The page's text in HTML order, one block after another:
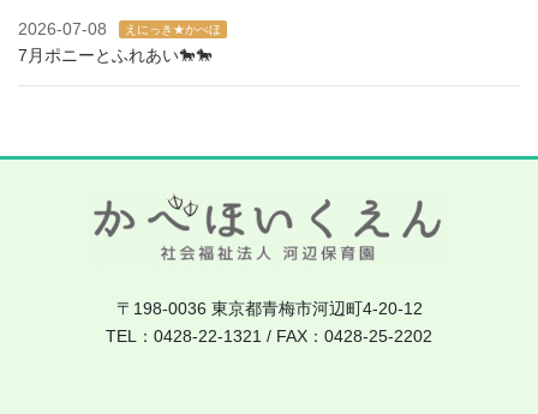
2026-07-08 えにっき★かべほ
7月ポニーとふれあい🐎🐎
〒198-0036 東京都青梅市河辺町4-20-12
TEL：0428-22-1321 / FAX：0428-25-2202